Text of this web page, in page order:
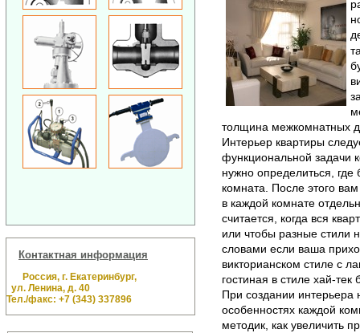
Контактная информация
Россия, г. Екатеринбург,
ул. Ленина, д. 40
Тел./факс: +7 (343) 337896
толщина межкомнатных
Интерьер квартиры
функциональной задачи
нужно определиться, где
комната. После этого
в каждой комнате
считается, когда вся
или чтобы разные стили
словами если ваша
викторианском стиле с
гостиная в стиле хай-
При создании интерьера
особенностях каждой
методик, как увеличить